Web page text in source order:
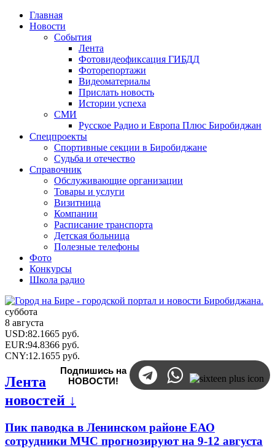
Главная
Новости
События
Лента
Фотовидеофиксация ГИБДД
Фоторепортажи
Видеоматериалы
Прислать новость
Истории успеха
СМИ
Русское Радио и Европа Плюс Биробиджан
Спецпроекты
Спортивные секции в Биробиджане
Судьба и отечество
Справочник
Обслуживающие организации
Товары и услуги
Визитница
Компании
Расписание транспорта
Детская больница
Полезные телефоны
Фото
Конкурсы
Школа радио
суббота
8 августа
USD:82.1665 руб.
EUR:94.8366 руб.
CNY:12.1655 руб.
Подпишись на
НОВОСТИ!
Лента
новостей ↓
Пик паводка в Ленинском районе ЕАО
сотрудники МЧС прогнозируют на 9-12 августа